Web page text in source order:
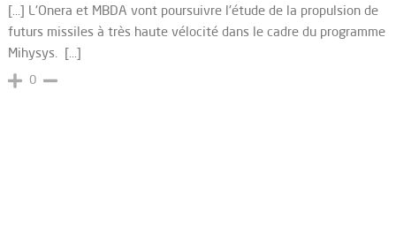
[…] L'Onera et MBDA vont poursuivre l'étude de la propulsion de
futurs missiles à très haute vélocité dans le cadre du programme
Mihysys. […]
0